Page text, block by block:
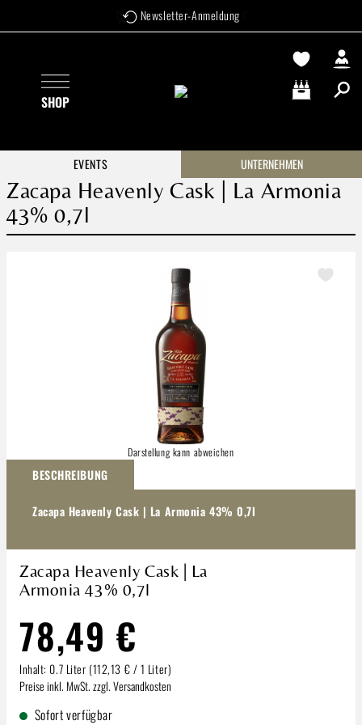
Zum Hauptinhalt springenVersandkostenfrei ab 99 €
Newsletter-Anmeldung
SHOP Warenkorb
EVENTS UNTERNEHMEN
Zacapa Heavenly Cask | La Armonia
43% 0,7l
Darstellung kann abweichen
BESCHREIBUNG
Zacapa Heavenly Cask | La Armonia 43% 0,7l
Zacapa Heavenly Cask | La
Armonia 43% 0,7l
78,49 €
Inhalt: 0.7 Liter (112,13 € / 1 Liter)
Preise inkl. MwSt. zzgl. Versandkosten
Sofort verfügbar